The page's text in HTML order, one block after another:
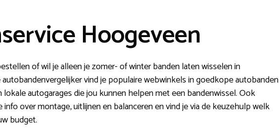
Hoogeveen
of wil je alleen je zomer- of winter banden laten wisselen in
vind je populaire webwinkels in goedkope autobanden
autogarages die jou kunnen helpen met een bandenwissel. Ook
over montage, uitlijnen en balanceren en vind je via de keuzehulp welk
budget.